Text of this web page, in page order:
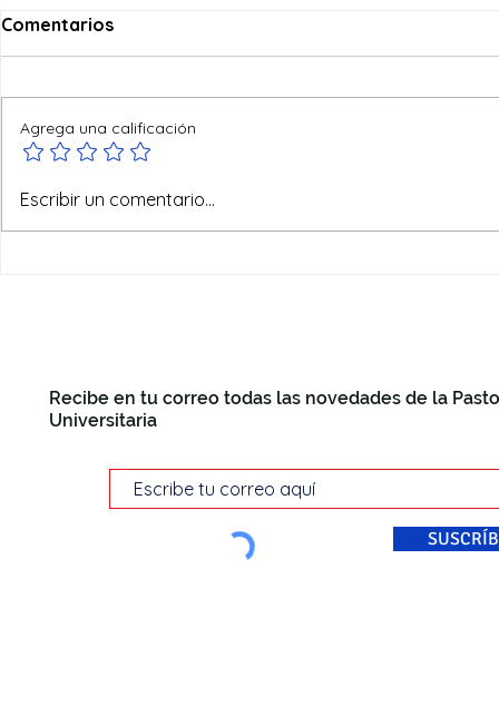
La Pastoral Universitaria
Comentarios
Agrega una calificación
Escribir un comentario...
Recibe en tu correo todas las novedades de la
Universitaria